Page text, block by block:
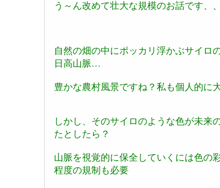
う～ん改めて壮大な規模のお話です、
自然の畑の中にポッカリ浮かぶサイロ
日高山脈…
豊かな農村風景ですね？私も個人的に
しかし、そのサイロのような色が未来
たとしたら？
山脈を視覚的に保全していくには色の
程度の規制も必要